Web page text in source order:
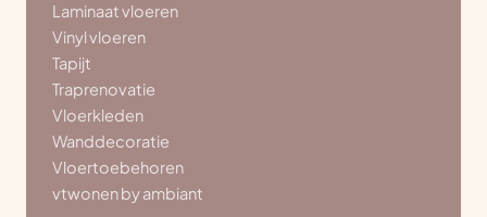
Laminaat vloeren
Vinyl vloeren
Tapijt
Traprenovatie
Vloerkleden
Wanddecoratie
Vloertoebehoren
vtwonen by ambiant